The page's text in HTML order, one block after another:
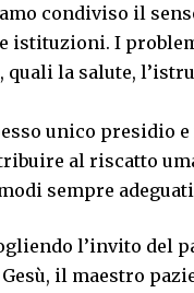
condiviso il
istituzioni. I
la salute,
unico
al riscatto
sempre
l’invito del
il maestro